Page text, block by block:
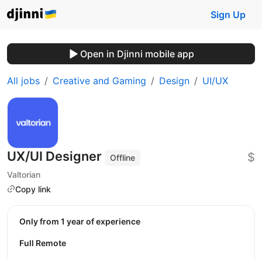
Sign Up
Open in Djinni mobile app
All jobs Creative and Gaming Design UI/UX
UX/UI Designer
Offline
Valtorian
Copy link
$
Only from 1 year of experience
Full Remote